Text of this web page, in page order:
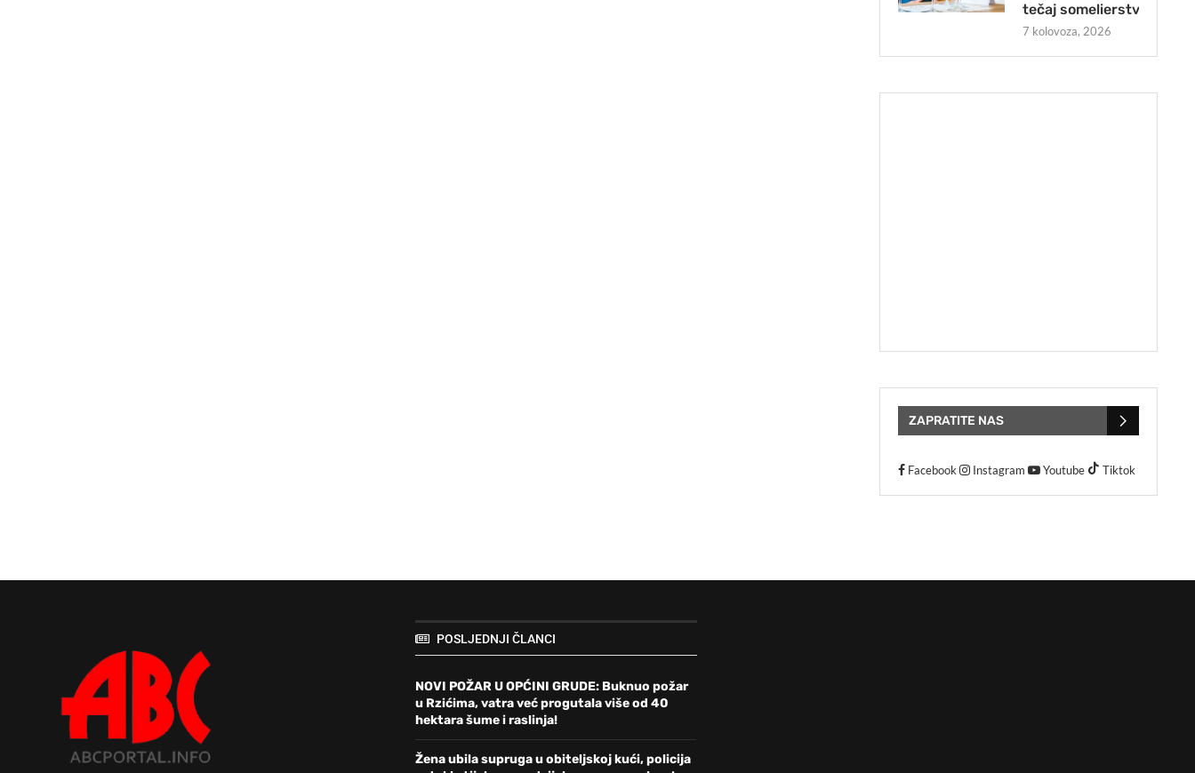
tečaj somelierstva
7 kolovoza, 2026
ZAPRATITE NAS
Facebook Instagram Youtube Tiktok
POSLJEDNJI ČLANCI
NOVI POŽAR U OPĆINI GRUDE: Buknuo požar
u Rzićima, vatra već progutala više od 40
hektara šume i raslinja!
Žena ubila supruga u obiteljskoj kući, policija